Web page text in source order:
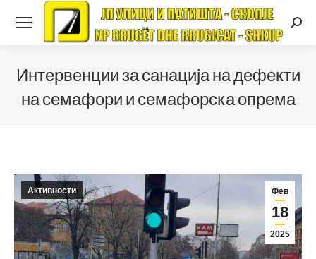
Интервенции за санација на дефекти
на семафори и семафорска опрема
Фев
18
2025
Активности